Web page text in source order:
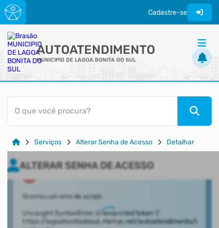
Cadastre-se
AUTOATENDIMENTO
MUNICIPIO DE LAGOA BONITA DO SUL
ACESSO RÁPIDO
Acessibilidade
Transparência
O que você procura?
Serviços Alterar Senha de Acesso Detalhar
ALTERAR SENHA DE ACESSO